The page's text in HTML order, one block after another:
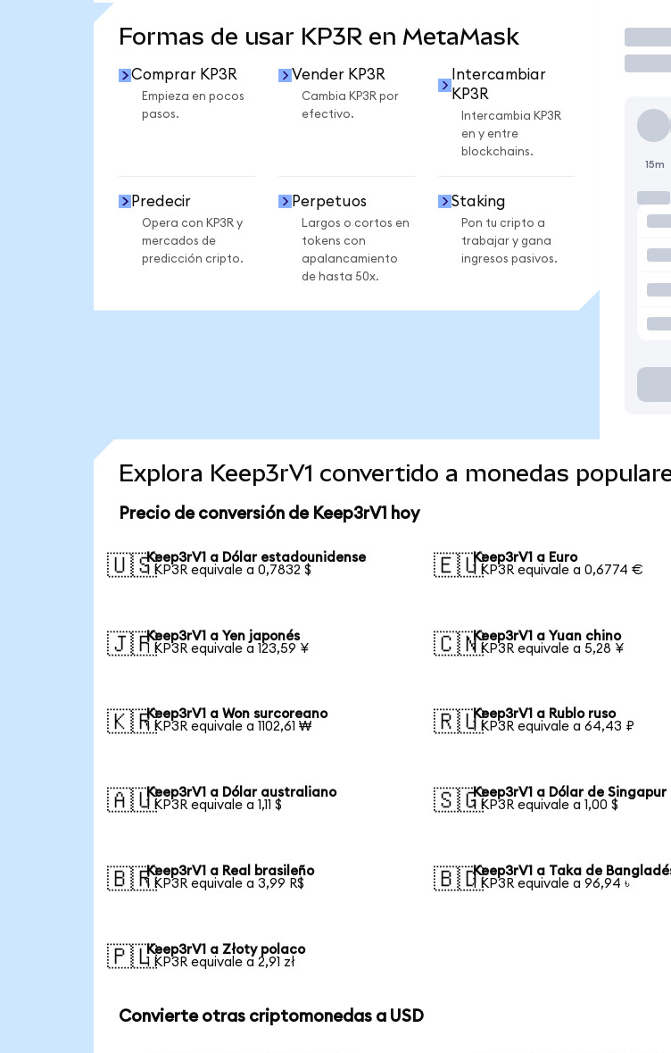
Formas de usar KP3R en MetaMask
Comprar KP3R
Empieza en pocos
pasos.
Vender KP3R
Cambia KP3R por
efectivo.
Intercambiar
KP3R
Intercambia KP3R
en y entre
blockchains.
Predecir
Opera con KP3R y
mercados de
predicción cripto.
Perpetuos
Largos o cortos en
tokens con
apalancamiento
de hasta 50x.
Staking
Pon tu cripto a
trabajar y gana
ingresos pasivos.
15m
Explora Keep3rV1 convertido a monedas
Precio de conversión de Keep3rV1 hoy
🇺🇸Keep3rV1 a Dólar estadounidense
1 KP3R equivale a 0,7832 $
🇪🇺Keep3rV1 a Euro
1 KP3R equivale a 0,6774 €
🇯🇵Keep3rV1 a Yen japonés
1 KP3R equivale a 123,59 ¥
🇨🇳Keep3rV1 a Yuan chino
1 KP3R equivale a 5,28 ¥
🇰🇷Keep3rV1 a Won surcoreano
1 KP3R equivale a 1102,61 ₩
🇷🇺Keep3rV1 a Rublo ruso
1 KP3R equivale a 64,43 ₽
🇦🇺Keep3rV1 a Dólar australiano
1 KP3R equivale a 1,11 $
🇸🇬Keep3rV1 a Dólar de Singapur
1 KP3R equivale a 1,00 $
🇧🇷Keep3rV1 a Real brasileño
1 KP3R equivale a 3,99 R$
🇧🇩Keep3rV1 a Taka de
1 KP3R equivale a 96,94 ৳
🇵🇱Keep3rV1 a Złoty polaco
1 KP3R equivale a 2,91 zł
Convierte otras criptomonedas a USD